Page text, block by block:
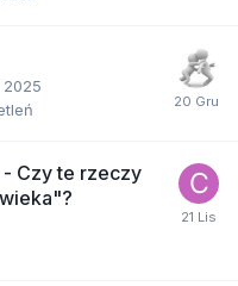
2025
Czy te rzeczy